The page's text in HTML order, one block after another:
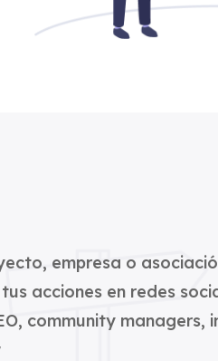
empresa o
acciones en redes
community managers,